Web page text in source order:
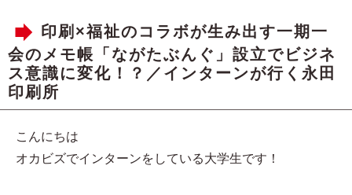
印刷×福祉のコラボが生み出す一期一
会のメモ帳「ながたぶんぐ」設立でビジネ
ス意識に変化！？／インターンが行く永田
印刷所
こんにちは
オカビズでインターンをしている大学生です！